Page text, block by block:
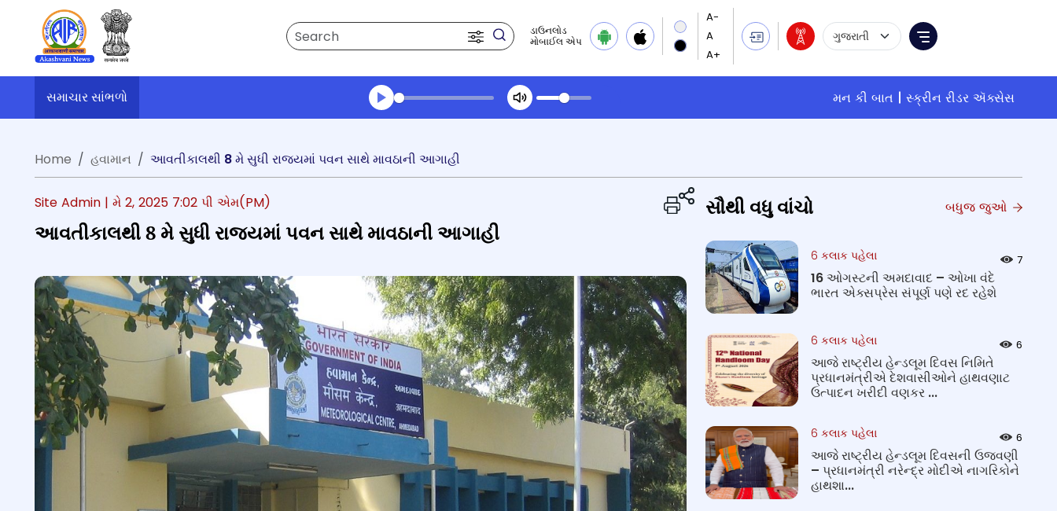
Search
ડાઉનલોડ
મોબાઈલ એપ
Language Selection
Menu
સમાચાર સાંભળો મન કી બાત
સ્ક્રીન રીડર ઍક્સેસ
Transcript summary
Home
હવામાન આવતીકાલથી 8 મે સુધી રાજ્યમાં પવન સાથે માવઠાની આગાહી
Site Admin | મે 2, 2025 7:02 પી એમ(PM)
આવતીકાલથી 8 મે સુધી રાજ્યમાં પવન સાથે માવઠાની આગાહી
સૌથી વધુ વાંચો બધુજ જુઓ
6 કલાક પહેલા 7
16 ઓગસ્ટની અમદાવાદ – ઓખા વંદે
ભારત એક્સપ્રેસ સંપૂર્ણ પણે રદ રહેશે
6 કલાક પહેલા 6
આજે રાષ્ટ્રીય હેન્ડલૂમ દિવસ નિમિતે
પ્રધાનમંત્રીએ દેશવાસીઓને હાથવણાટ
ઉત્પાદન ખરીદી વણકર ...
6 કલાક પહેલા 6
આજે રાષ્ટ્રીય હેન્ડલૂમ દિવસની ઉજવણી
– પ્રધાનમંત્રી નરેન્દ્ર મોદીએ નાગરિકોને
હાથશા...